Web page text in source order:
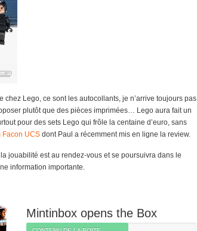
Lego, ce sont les autocollants, je n’arrive toujours pas
plutôt que des pièces imprimées… Lego aura fait un
pour des sets Lego qui frôle la centaine d’euro, sans
Facon UCS dont Paul a récemment mis en ligne la review.
jouabilité est au rendez-vous et se poursuivra dans le
information importante.
Mintinbox opens the Box